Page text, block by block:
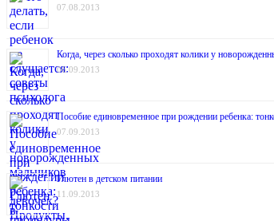
07.08.2013
Когда, через сколько проходят колики у
06.09.2013
Пособие единовременное при рождении ребенка:
07.09.2013
Глютен в детском питании
11.09.2013